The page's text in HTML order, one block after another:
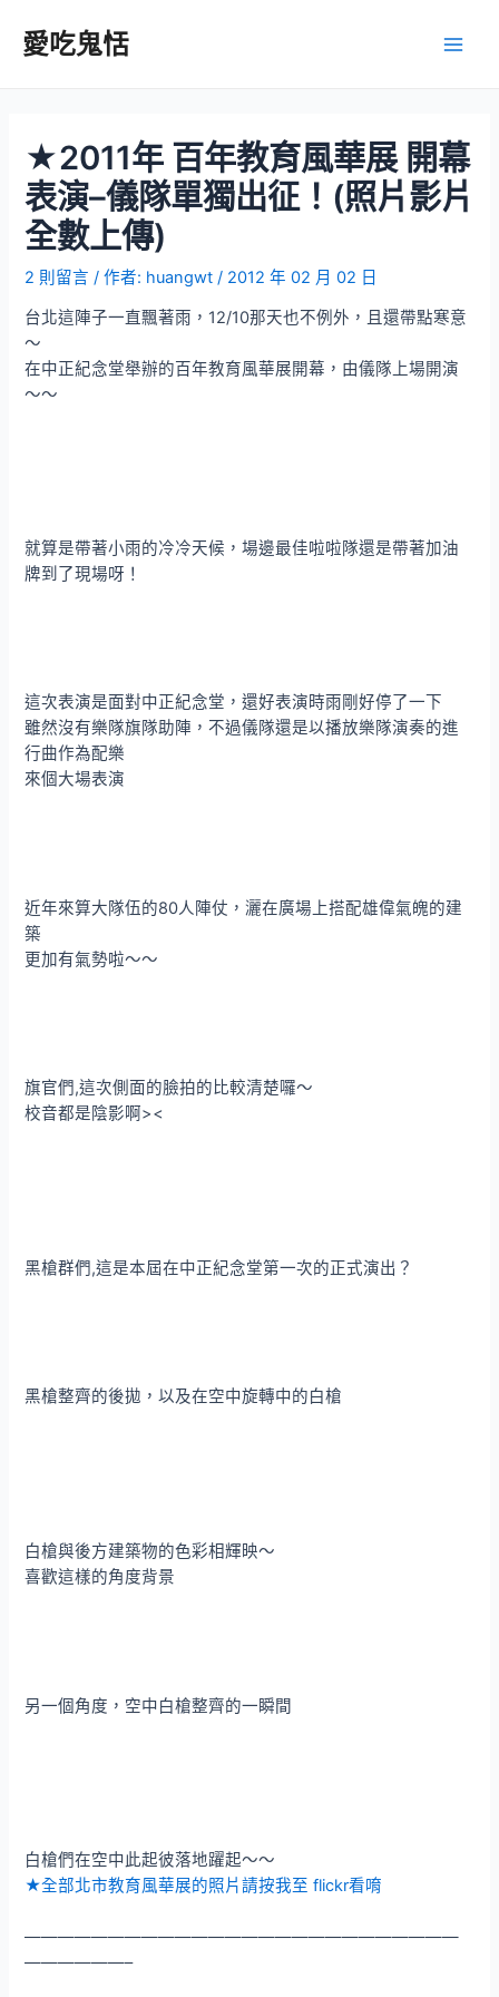
愛吃鬼恬
★2011年 百年教育風華展 開幕
表演–儀隊單獨出征！(照片影片
全數上傳)
2 則留言 / 作者: huangwt/ 2012 年 02 月 02 日
台北這陣子一直飄著雨，12/10那天也不例外，且還帶點寒意
～
在中正紀念堂舉辦的百年教育風華展開幕，由儀隊上場開演
～～
就算是帶著小雨的冷冷天候，場邊最佳啦啦隊還是帶著加油
牌到了現場呀！
這次表演是面對中正紀念堂，還好表演時雨剛好停了一下
雖然沒有樂隊旗隊助陣，不過儀隊還是以播放樂隊演奏的進
行曲作為配樂
來個大場表演
近年來算大隊伍的80人陣仗，灑在廣場上搭配雄偉氣魄的建
築
更加有氣勢啦～～
旗官們,這次側面的臉拍的比較清楚囉～
校音都是陰影啊><
黑槍群們,這是本屆在中正紀念堂第一次的正式演出？
黑槍整齊的後拋，以及在空中旋轉中的白槍
白槍與後方建築物的色彩相輝映～
喜歡這樣的角度背景
另一個角度，空中白槍整齊的一瞬間
白槍們在空中此起彼落地躍起～～
★全部北市教育風華展的照片請按我至 flickr看唷
——————————————————————————
——————–